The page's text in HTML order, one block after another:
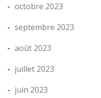
octobre 2023
septembre 2023
août 2023
juillet 2023
juin 2023